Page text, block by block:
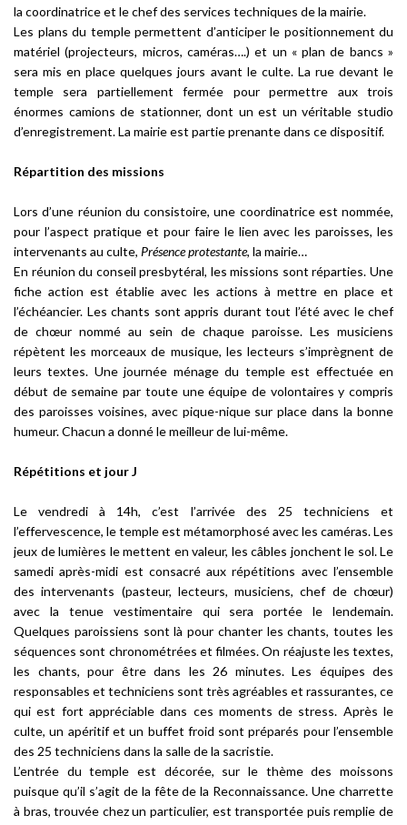
la coordinatrice et le chef des services techniques de la mairie.
Les plans du temple permettent d’anticiper le positionnement du
matériel (projecteurs, micros, caméras….) et un « plan de bancs »
sera mis en place quelques jours avant le culte. La rue devant le
temple sera partiellement fermée pour permettre aux trois
énormes camions de stationner, dont un est un véritable studio
d’enregistrement. La mairie est partie prenante dans ce dispositif.
Répartition des missions
Lors d’une réunion du consistoire, une coordinatrice est nommée,
pour l’aspect pratique et pour faire le lien avec les paroisses, les
intervenants au culte, Présence protestante, la mairie…
En réunion du conseil presbytéral, les missions sont réparties. Une
fiche action est établie avec les actions à mettre en place et
l’échéancier. Les chants sont appris durant tout l’été avec le chef
de chœur nommé au sein de chaque paroisse. Les musiciens
répètent les morceaux de musique, les lecteurs s’imprègnent de
leurs textes. Une journée ménage du temple est effectuée en
début de semaine par toute une équipe de volontaires y compris
des paroisses voisines, avec pique-nique sur place dans la bonne
humeur. Chacun a donné le meilleur de lui-même.
Répétitions et jour J
Le vendredi à 14h, c’est l’arrivée des 25 techniciens et
l’effervescence, le temple est métamorphosé avec les caméras. Les
jeux de lumières le mettent en valeur, les câbles jonchent le sol. Le
samedi après-midi est consacré aux répétitions avec l’ensemble
des intervenants (pasteur, lecteurs, musiciens, chef de chœur)
avec la tenue vestimentaire qui sera portée le lendemain.
Quelques paroissiens sont là pour chanter les chants, toutes les
séquences sont chronométrées et filmées. On réajuste les textes,
les chants, pour être dans les 26 minutes. Les équipes des
responsables et techniciens sont très agréables et rassurantes, ce
qui est fort appréciable dans ces moments de stress. Après le
culte, un apéritif et un buffet froid sont préparés pour l’ensemble
des 25 techniciens dans la salle de la sacristie.
L’entrée du temple est décorée, sur le thème des moissons
puisque qu’il s’agit de la fête de la Reconnaissance. Une charrette
à bras, trouvée chez un particulier, est transportée puis remplie de